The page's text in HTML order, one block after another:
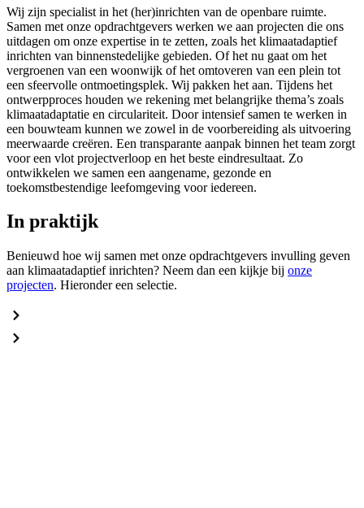
Wij zijn specialist in het (her)inrichten van de openbare ruimte.
Samen met onze opdrachtgevers werken we aan projecten die ons
uitdagen om onze expertise in te zetten, zoals het klimaatadaptief
inrichten van binnenstedelijke gebieden. Of het nu gaat om het
vergroenen van een woonwijk of het omtoveren van een plein tot
een sfeervolle ontmoetingsplek. Wij pakken het aan. Tijdens het
ontwerpproces houden we rekening met belangrijke thema’s zoals
klimaatadaptatie en circulariteit. Door intensief samen te werken in
een bouwteam kunnen we zowel in de voorbereiding als uitvoering
meerwaarde creëren. Een transparante aanpak binnen het team zorgt
voor een vlot projectverloop en het beste eindresultaat. Zo
ontwikkelen we samen een aangename, gezonde en
toekomstbestendige leefomgeving voor iedereen.
In praktijk
Benieuwd hoe wij samen met onze opdrachtgevers invulling geven
aan klimaatadaptief inrichten? Neem dan een kijkje bij onze
projecten. Hieronder een selectie.